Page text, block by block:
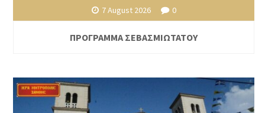
7 August 2026 0
ΠΡΟΓΡΑΜΜΑ ΣΕΒΑΣΜΙΩΤΑΤΟΥ